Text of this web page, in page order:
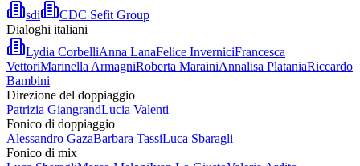
sdi
CDC Sefit Group
Dialoghi italiani
Lydia CorbelliAnna LanaFelice InverniciFrancesca
VettoriMarinella ArmagniRoberta MarainiAnnalisa PlataniaRiccardo
Bambini
Direzione del doppiaggio
Patrizia GiangrandLucia Valenti
Fonico di doppiaggio
Alessandro GazaBarbara TassiLuca Sbaragli
Fonico di mix